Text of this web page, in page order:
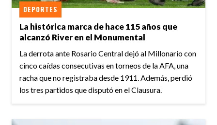
La histórica marca de hace 115 años que
alcanzó River en el Monumental
DEPORTES
La derrota ante Rosario Central dejó al Millonario con
cinco caídas consecutivas en torneos de la AFA, una
racha que no registraba desde 1911. Además, perdió
los tres partidos que disputó en el Clausura.